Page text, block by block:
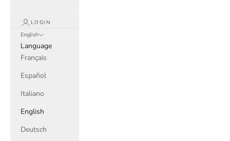
LOGIN
English
Language
Français
Español
Italiano
English
Deutsch